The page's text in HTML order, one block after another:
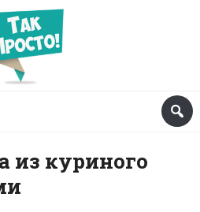
из куриного